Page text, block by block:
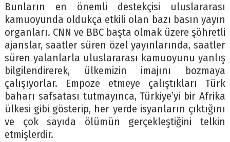
Bunların en önemli destekçisi uluslararası
kamuoyunda oldukça etkili olan bazı basın yayın
organları. CNN ve BBC başta olmak üzere şöhretli
ajanslar, saatler süren özel yayınlarında, saatler
süren yalanlarla uluslararası kamuoyunu yanlış
bilgilendirerek, ülkemizin imajını bozmaya
çalışıyorlar. Empoze etmeye çalıştıkları Türk
baharı safsatası tutmayınca, Türkiye’yi bir Afrika
ülkesi gibi gösterip, her yerde isyanların çıktığını
ve çok sayıda ölümün gerçekleştiğini telkin
etmişlerdir.